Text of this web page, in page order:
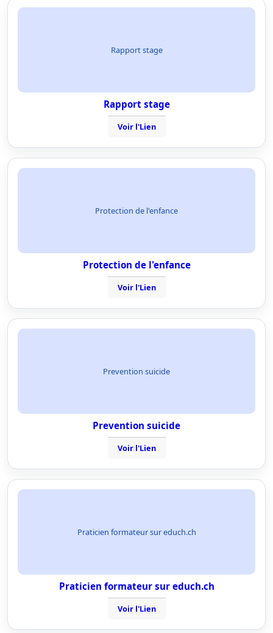
Rapport stage
Rapport stage
Voir l'Lien
Protection de l'enfance
Protection de l'enfance
Voir l'Lien
Prevention suicide
Prevention suicide
Voir l'Lien
Praticien formateur sur educh.ch
Praticien formateur sur educh.ch
Voir l'Lien